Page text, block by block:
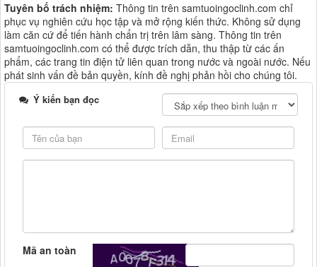
Tuyên bố trách nhiệm: Thông tin trên samtuoingoclinh.com chỉ
phục vụ nghiên cứu học tập và mở rộng kiến thức. Không sử dụng
làm căn cứ để tiến hành chẩn trị trên lâm sàng. Thông tin trên
samtuoingoclinh.com có thể được trích dẫn, thu thập từ các ấn
phẩm, các trang tin điện tử liên quan trong nước và ngoài nước. Nếu
phát sinh vấn đề bản quyền, kính đề nghị phản hồi cho chúng tôi.
Ý kiến bạn đọc
Mã an toàn